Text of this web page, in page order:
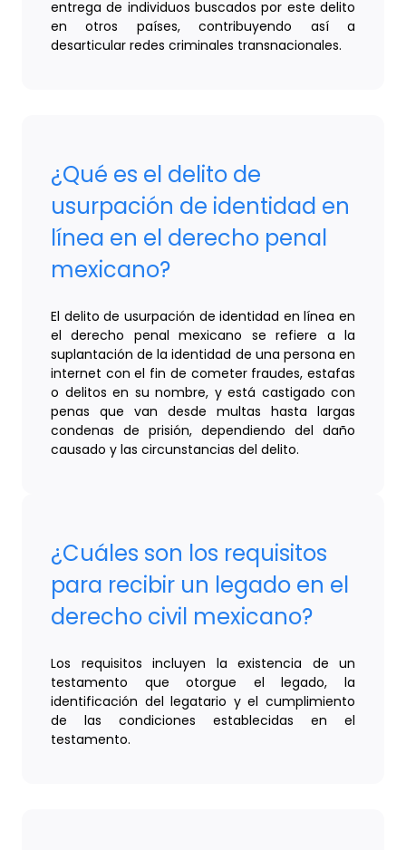
entrega de individuos buscados por este delito
en otros países, contribuyendo así a
desarticular redes criminales transnacionales.
¿Qué es el delito de
usurpación de identidad en
línea en el derecho penal
mexicano?
El delito de usurpación de identidad en línea en
el derecho penal mexicano se refiere a la
suplantación de la identidad de una persona en
internet con el fin de cometer fraudes, estafas
o delitos en su nombre, y está castigado con
penas que van desde multas hasta largas
condenas de prisión, dependiendo del daño
causado y las circunstancias del delito.
¿Cuáles son los requisitos
para recibir un legado en el
derecho civil mexicano?
Los requisitos incluyen la existencia de un
testamento que otorgue el legado, la
identificación del legatario y el cumplimiento
de las condiciones establecidas en el
testamento.